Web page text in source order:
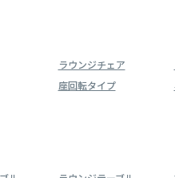
ラウンジチェア
座回転タイプ